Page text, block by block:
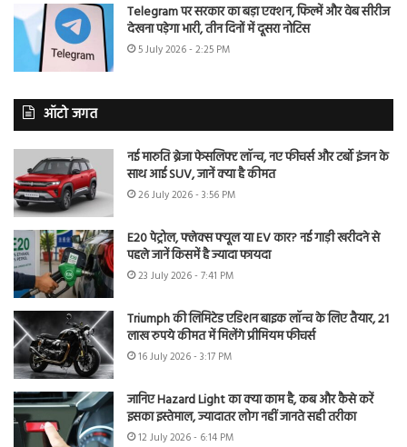
Telegram पर सरकार का बड़ा एक्शन, फिल्में और वेब सीरीज
देखना पड़ेगा भारी, तीन दिनों में दूसरा नोटिस
5 July 2026 - 2:25 PM
ऑटो जगत
नई मारुति ब्रेजा फेसलिफ्ट लॉन्च, नए फीचर्स और टर्बो इंजन के
साथ आई SUV, जानें क्या है कीमत
26 July 2026 - 3:56 PM
E20 पेट्रोल, फ्लेक्स फ्यूल या EV कार? नई गाड़ी खरीदने से
पहले जानें किसमें है ज्यादा फायदा
23 July 2026 - 7:41 PM
Triumph की लिमिटेड एडिशन बाइक लॉन्च के लिए तैयार, 21
लाख रुपये कीमत में मिलेंगे प्रीमियम फीचर्स
16 July 2026 - 3:17 PM
जानिए Hazard Light का क्या काम है, कब और कैसे करें
इसका इस्तेमाल, ज्यादातर लोग नहीं जानते सही तरीका
12 July 2026 - 6:14 PM